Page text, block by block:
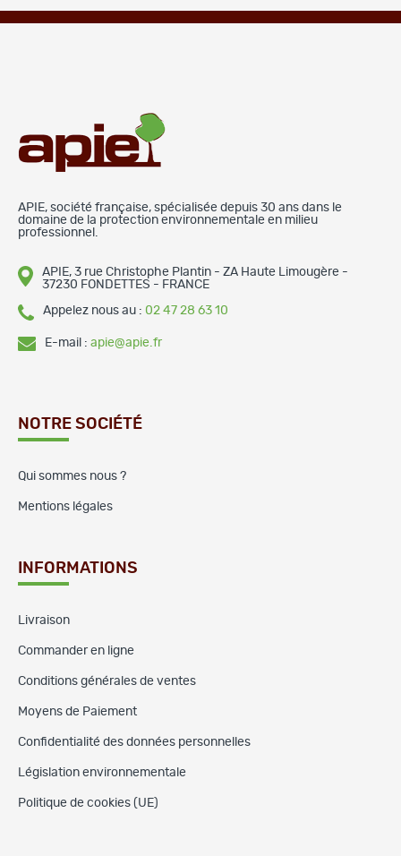
APIE, société française, spécialisée depuis 30 ans dans le
domaine de la protection environnementale en milieu
professionnel.
APIE, 3 rue Christophe Plantin - ZA Haute Limougère -
37230 FONDETTES - FRANCE
Appelez nous au : 02 47 28 63 10
E-mail : apie@apie.fr
NOTRE SOCIÉTÉ
Qui sommes nous ?
Mentions légales
INFORMATIONS
Livraison
Commander en ligne
Conditions générales de ventes
Moyens de Paiement
Confidentialité des données personnelles
Législation environnementale
Politique de cookies (UE)